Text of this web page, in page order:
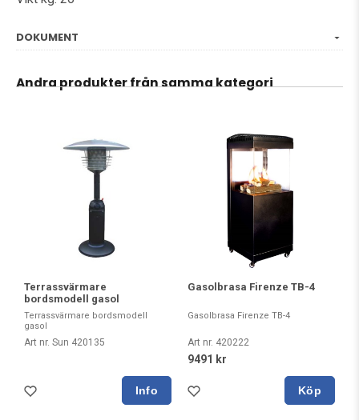
DOKUMENT
Andra produkter från samma kategori
Terrassvärmare
bordsmodell gasol
Terrassvärmare bordsmodell
gasol
Art nr. Sun 420135
Gasolbrasa Firenze TB-4
Gasolbrasa Firenze TB-4
Art nr. 420222
9491 kr
Köp